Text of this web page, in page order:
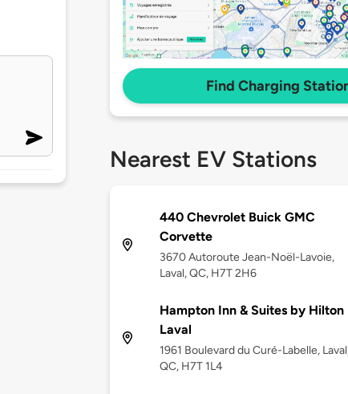
Find Charging
Nearest EV Stations
440 Chevrolet Buick GMC
Corvette
3670 Autoroute Jean-Noël-Lavoie,
Laval, QC, H7T 2H6
Hampton Inn & Suites by Hilton
Laval
1961 Boulevard du Curé-Labelle,
QC, H7T 1L4